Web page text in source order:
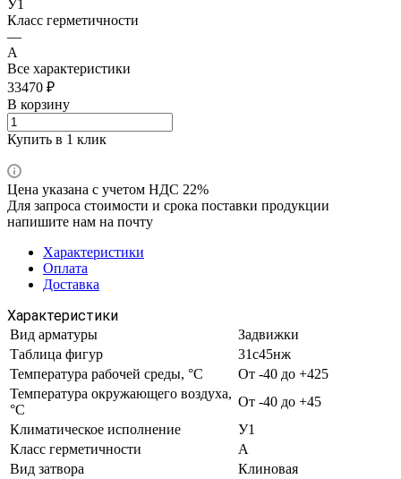
У1
Класс герметичности
—
А
Все характеристики
33470 ₽
В корзину
Купить в 1 клик
Цена указана с учетом НДС 22%
Для запроса стоимости и срока поставки продукции
напишите нам на почту
Характеристики
Оплата
Доставка
Характеристики
Вид арматуры
Задвижки
Таблица фигур
31с45нж
Температура рабочей среды, °С
От -40 до +425
Температура окружающего воздуха,
°С
От -40 до +45
Климатическое исполнение
У1
Класс герметичности
А
Вид затвора
Клиновая